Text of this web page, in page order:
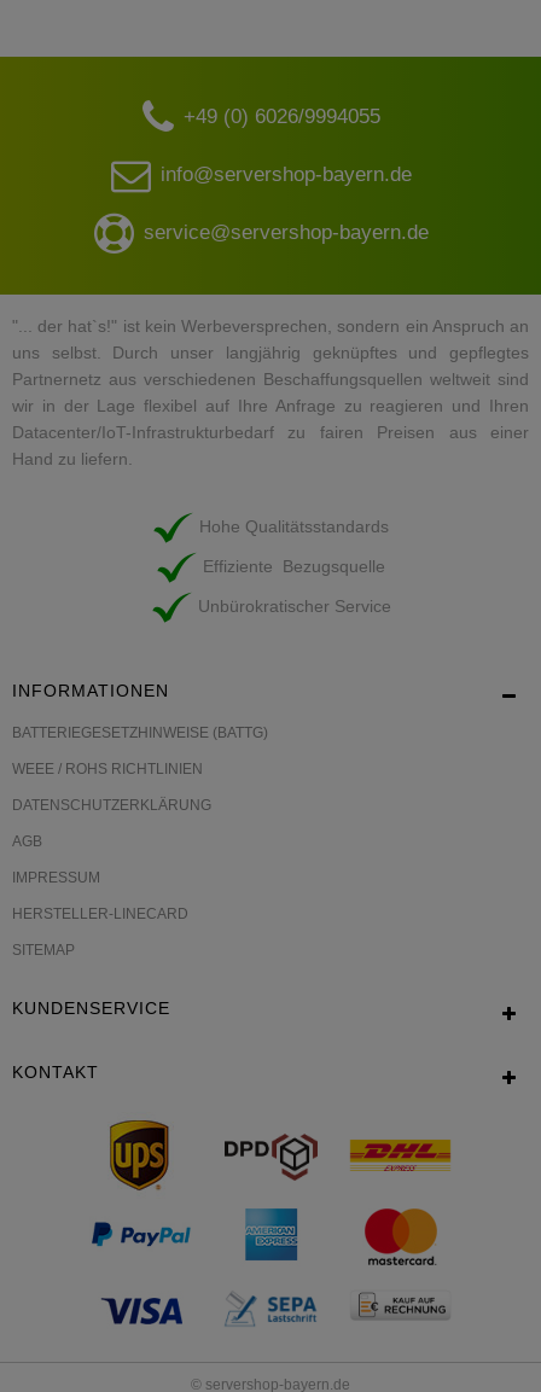
+49 (0) 6026/9994055
info@servershop-bayern.de
service@servershop-bayern.de
"... der hat`s!" ist kein Werbeversprechen, sondern ein Anspruch an
uns selbst. Durch unser langjährig geknüpftes und gepflegtes
Partnernetz aus verschiedenen Beschaffungsquellen weltweit sind
wir in der Lage flexibel auf Ihre Anfrage zu reagieren und Ihren
Datacenter/IoT-Infrastrukturbedarf zu fairen Preisen aus einer
Hand zu liefern.
Hohe Qualitätsstandards
Effiziente Bezugsquelle
Unbürokratischer Service
INFORMATIONEN
BATTERIEGESETZHINWEISE (BATTG)
WEEE / ROHS RICHTLINIEN
DATENSCHUTZERKLÄRUNG
AGB
IMPRESSUM
HERSTELLER-LINECARD
SITEMAP
KUNDENSERVICE
KONTAKT
© servershop-bayern.de